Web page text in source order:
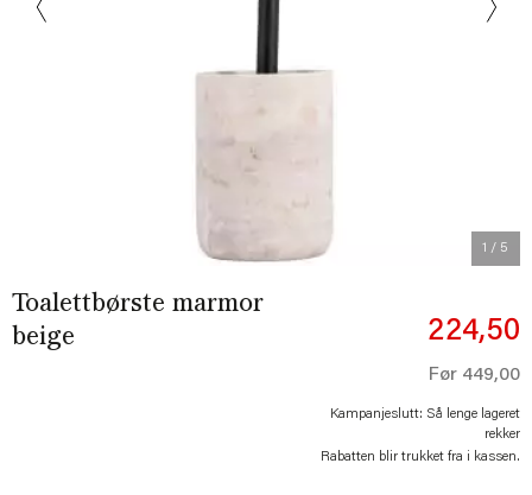
1 / 5
Toalettbørste marmor
beige
224,50
Før 449,00
Kampanjeslutt: Så lenge lageret
rekker
Rabatten blir trukket fra i kassen.